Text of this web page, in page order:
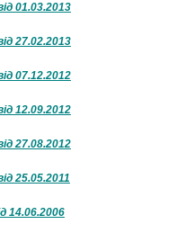
01.03.2013
27.02.2013
07.12.2012
12.09.2012
27.08.2012
25.05.2011
14.06.2006